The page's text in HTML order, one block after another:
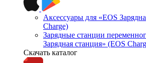
Аксессуары для «EOS
Charge)
Зарядные станции
Зарядная станция» (EOS
Скачать каталог